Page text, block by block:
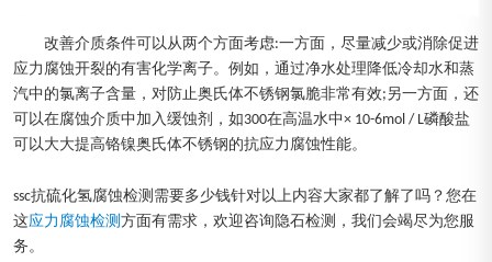
改善介质条件可以从两个方面考虑:一方面，尽量减少或消除促进
应力腐蚀开裂的有害化学离子。例如，通过净水处理降低冷却水和蒸
汽中的氯离子含量，对防止奥氏体不锈钢氯脆非常有效;另一方面，还
可以在腐蚀介质中加入缓蚀剂，如300在高温水中× 10-6mol / L磷酸盐
可以大大提高铬镍奥氏体不锈钢的抗应力腐蚀性能。
ssc抗硫化氢腐蚀检测需要多少钱针对以上内容大家都了解了吗？您在
这应力腐蚀检测 方面有需求，欢迎咨询隐石检测，我们会竭尽为您服
务。